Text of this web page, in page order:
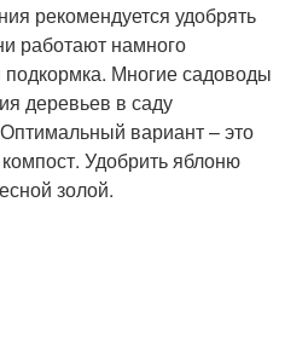
рекомендуется удобрять
работают намного
Многие садоводы
деревьев в саду
вариант – это
Удобрить яблоню
золой.